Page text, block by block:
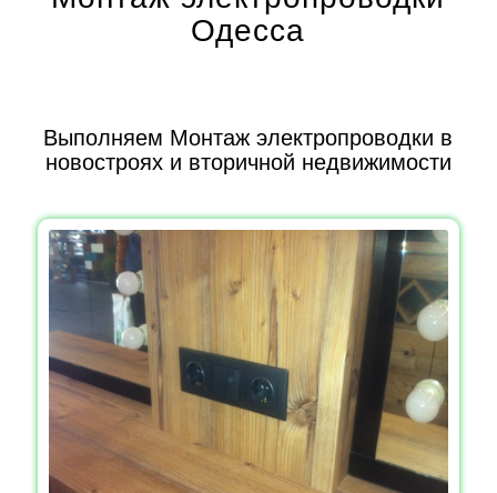
Одесса
Выполняем Монтаж электропроводки в
новостроях и вторичной недвижимости